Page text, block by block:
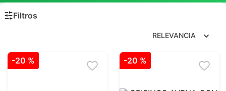
2.
citrato magnesio
5.
glicinato magnesio
RELEVANCIA
-20 % -20 %